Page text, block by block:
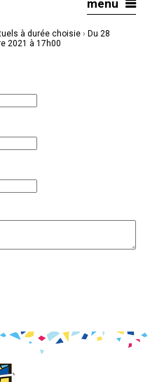
menu
à durée choisie › Du 28
2021 à 17h00